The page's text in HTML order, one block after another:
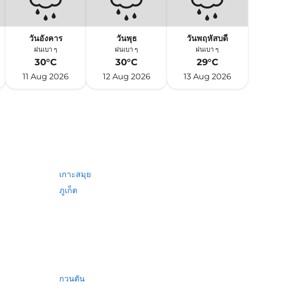
วันอังคาร
ฝนเบา ๆ
30°C
11 Aug 2026
วันพุธ
ฝนเบา ๆ
30°C
12 Aug 2026
วันพฤหัสบดี
ฝนเบา ๆ
29°C
13 Aug 2026
เกาะสมุย
ภูเก็ต
กวนตัน